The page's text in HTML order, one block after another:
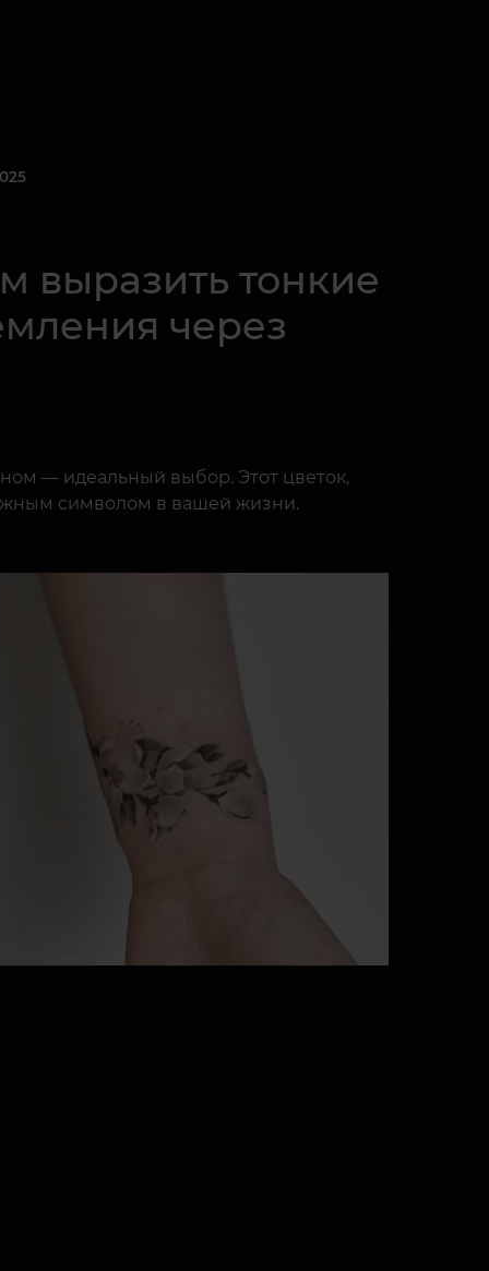
выразить тонкие
через
— идеальный выбор. Этот цветок,
символом в вашей жизни.